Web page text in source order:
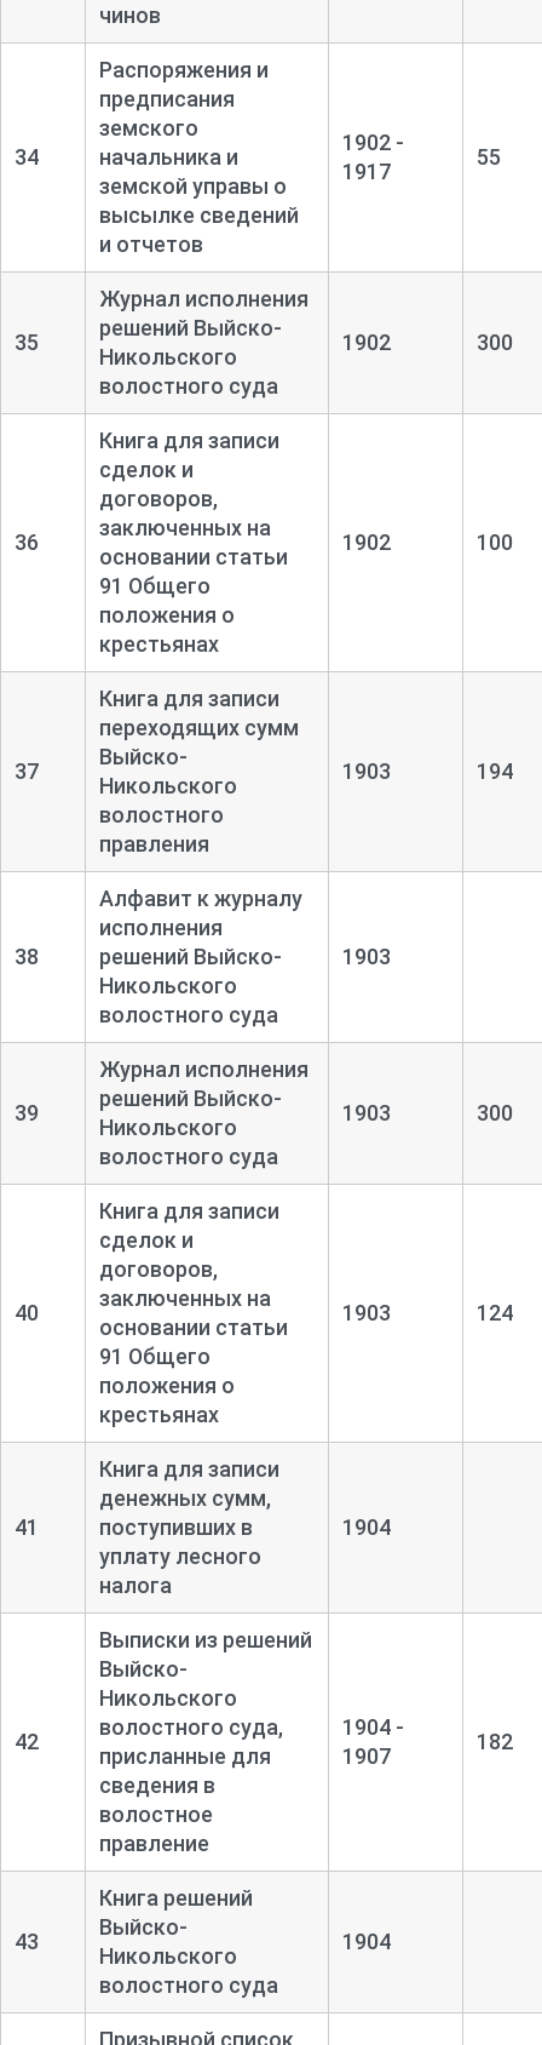
чинов
34
Распоряжения и
предписания
земского
начальника и
земской управы о
высылке сведений
и отчетов
1902 -
1917
55
35
Журнал исполнения
решений Выйско-
Никольского
волостного суда
1902 300
36
Книга для записи
сделок и
договоров,
заключенных на
основании статьи
91 Общего
положения о
крестьянах
1902 100
37
Книга для записи
переходящих сумм
Выйско-
Никольского
волостного
правления
1903 194
38
Алфавит к журналу
исполнения
решений Выйско-
Никольского
волостного суда
1903
39
Журнал исполнения
решений Выйско-
Никольского
волостного суда
1903 300
40
Книга для записи
сделок и
договоров,
заключенных на
основании статьи
91 Общего
положения о
крестьянах
1903 124
41
Книга для записи
денежных сумм,
поступивших в
уплату лесного
налога
1904
42
Выписки из решений
Выйско-
Никольского
волостного суда,
присланные для
сведения в
волостное
правление
1904 -
1907
182
43
Книга решений
Выйско-
Никольского
волостного суда
1904
Призывной список